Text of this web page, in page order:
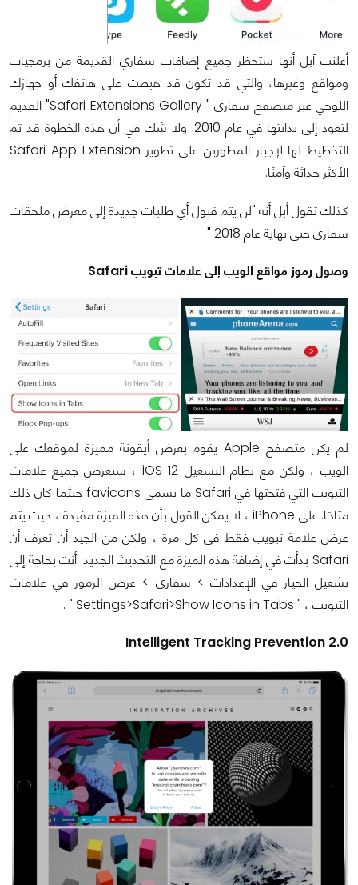
أعلنت آبل أنها ستحظر جميع إضافات سفاري القديمة من برمجيات
ومواقع وغيرها، والتي قد تكون قد هبطت على هاتفك أو جهازك
اللوحي عبر متصفح سفاري " Safari Extensions Gallery" القديم
لتعود إلى بدايتها في عام 2010. ولا شك في أن هذه الخطوة قد تم
التخطيط لها لإجبار المطورين على تطوير Safari App Extension
الأكثر حداثة وآمنًا.
كذلك تقول أبل أنه "لن يتم قبول أي طلبات جديدة إلى معرض ملحقات
سفاري حتى نهاية عام 2018 "
وصول رموز مواقع الويب إلى علامات تبويب Safari
لم يكن متصفح Apple يقوم بعرض أيقونة مميزة لموقعك على
الويب ، ولكن مع نظام التشغيل iOS 12 ، ستعرض جميع علامات
التبويب التي فتحتها في Safari ما يسمى favicons حيثما كان ذلك
متاحًا. على iPhone ، لا يمكن القول بأن هذه الميزة مفيدة ، حيث يتم
عرض علامة تبويب فقط في كل مرة ، ولكن من الجيد أن تعرف أن
Safari بدأت في إضافة هذه الميزة مع التحديث الجديد. أنت بحاجة إلى
تشغيل الخيار في الإعدادات > سفاري > عرض الرموز في علامات
التبويب ، " Settings>Safari>Show Icons in Tabs " .
Intelligent Tracking Prevention 2.0